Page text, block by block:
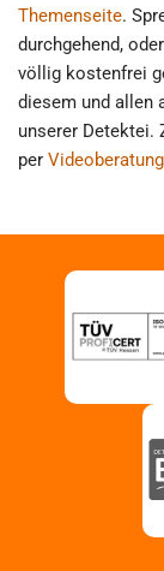
Themenseite.
durchgehend,
völlig kostenfrei
diesem und allen
unserer Detektei.
per Videoberatung